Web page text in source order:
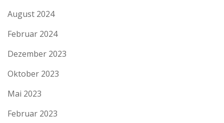
August 2024
Februar 2024
Dezember 2023
Oktober 2023
Mai 2023
Februar 2023